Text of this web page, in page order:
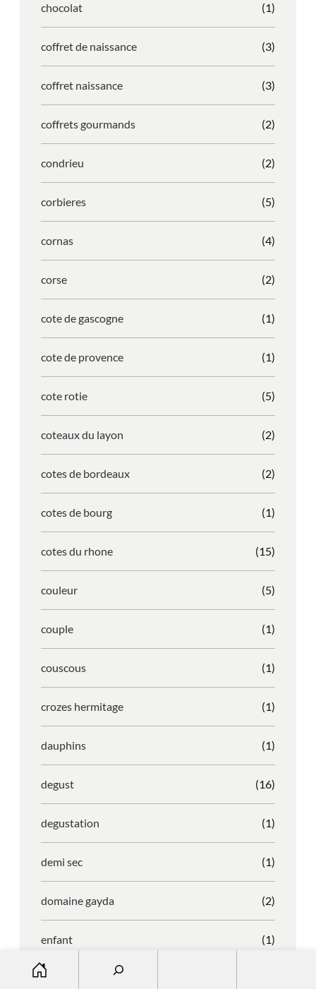
chocolat (1)
coffret de naissance (3)
coffret naissance (3)
coffrets gourmands (2)
condrieu (2)
corbieres (5)
cornas (4)
corse (2)
cote de gascogne (1)
cote de provence (1)
cote rotie (5)
coteaux du layon (2)
cotes de bordeaux (2)
cotes de bourg (1)
cotes du rhone (15)
couleur (5)
couple (1)
couscous (1)
crozes hermitage (1)
dauphins (1)
degust (16)
degustation (1)
demi sec (1)
domaine gayda (2)
enfant (1)
entreprise